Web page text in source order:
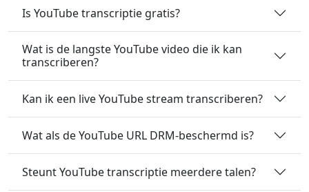
Is YouTube transcriptie gratis?
Wat is de langste YouTube video die ik kan
transcriberen?
Kan ik een live YouTube stream transcriberen?
Wat als de YouTube URL DRM-beschermd is?
Steunt YouTube transcriptie meerdere talen?